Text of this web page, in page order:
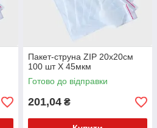
Пакет-струна ZIP 20х20см
100 шт Х 45мкм
Готово до відправки
201,04 ₴